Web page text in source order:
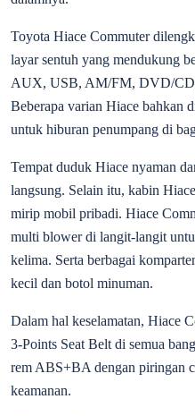
Toyota Hiace Commuter
layar sentuh yang mendukung
AUX, USB, AM/FM, DVD/
Beberapa varian Hiace bahkan
untuk hiburan penumpang di
Tempat duduk Hiace nyaman
langsung. Selain itu, kabin
mirip mobil pribadi. Hiace
multi blower di langit-langit
kelima. Serta berbagai
kecil dan botol minuman.
Dalam hal keselamatan, Hiace
3-Points Seat Belt di semua
rem ABS+BA dengan piringan
keamanan.